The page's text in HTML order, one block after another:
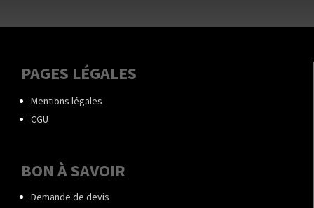
PAGES LÉGALES
Mentions légales
CGU
BON À SAVOIR
Demande de devis